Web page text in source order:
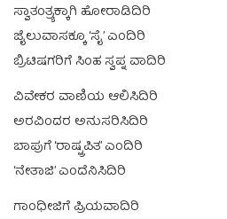
ಸ್ವಾತಂತ್ರ್ಯಕ್ಕಾಗಿ ಹೋರಾಡಿದಿರಿ
ಜೈಲುವಾಸಕ್ಕೂ ‘ಸೈ’ ಎಂದಿರಿ
ಬ್ರಿಟಿಷಗರಿಗೆ ಸಿಂಹ ಸ್ವಪ್ನ ವಾದಿರಿ
ವಿವೇಕರ ವಾಣಿಯ ಆಲಿಸಿದಿರಿ
ಅರವಿಂದರ ಅನುಸರಿಸಿದಿರಿ
ಬಾಪುಗೆ ‘ರಾಷ್ಟ್ರಪಿತ’ ಎಂದಿರಿ
‘ನೇತಾಜಿ’ ಎಂದೆನಿಸಿದಿರಿ
ಗಾಂಧೀಜಿಗೆ ಪ್ರಿಯವಾದಿರಿ